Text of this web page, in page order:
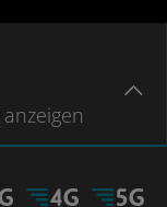
anzeigen